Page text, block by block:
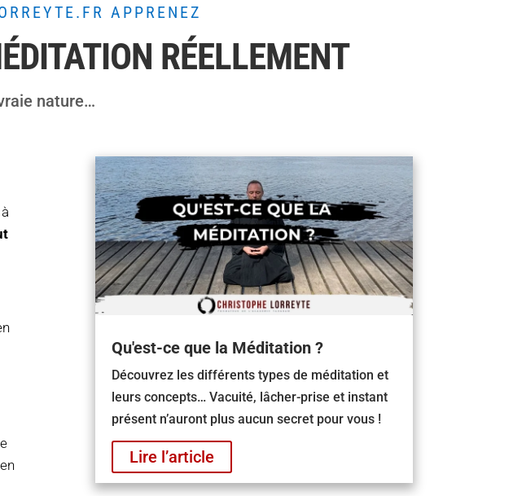
APPRENEZ
RÉELLEMENT
nature…
Qu'est-ce que la Méditation ?
Découvrez les différents types de méditation et
leurs concepts… Vacuité, lâcher-prise et instant
présent n’auront plus aucun secret pour vous !
Lire l’article